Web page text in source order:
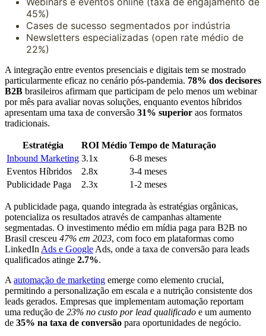
45%)
Cases de sucesso segmentados por indústria
Newsletters especializadas (open rate médio de
22%)
A integração entre eventos presenciais e digitais tem se mostrado
particularmente eficaz no cenário pós-pandemia. 78% dos decisores
B2B brasileiros afirmam que participam de pelo menos um webinar
por mês para avaliar novas soluções, enquanto eventos híbridos
apresentam uma taxa de conversão 31% superior aos formatos
tradicionais.
Estratégia ROI Médio Tempo de Maturação
Inbound Marketing 3.1x
6-8 meses
Eventos Híbridos
2.8x
3-4 meses
Publicidade Paga
2.3x 1-2 meses
A publicidade paga, quando integrada às estratégias orgânicas,
potencializa os resultados através de campanhas altamente
segmentadas. O investimento médio em mídia paga para B2B no
Brasil cresceu 47% em 2023, com foco em plataformas como
LinkedIn Ads e Google Ads, onde a taxa de conversão para leads
qualificados atinge 2.7%.
A automação de marketing emerge como elemento crucial,
permitindo a personalização em escala e a nutrição consistente dos
leads gerados. Empresas que implementam automação reportam
uma redução de 23% no custo por lead qualificado e um aumento
de 35% na taxa de conversão para oportunidades de negócio.